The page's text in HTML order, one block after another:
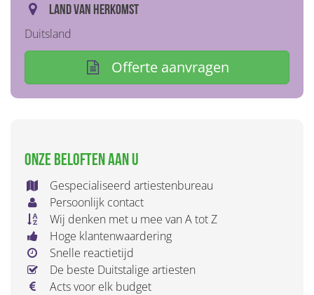
Land van herkomst
Duitsland
Offerte aanvragen
Onze beloften aan u
Gespecialiseerd artiestenbureau
Persoonlijk contact
Wij denken met u mee van A tot Z
Hoge klantenwaardering
Snelle reactietijd
De beste Duitstalige artiesten
Acts voor elk budget